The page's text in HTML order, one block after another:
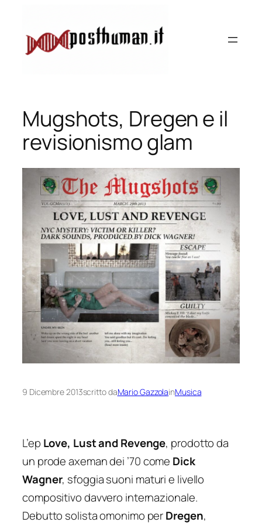
contenuto
Mugshots, Dregen e il
revisionismo glam
9 Dicembre 2013scritto daMario GazzolainMusica
L’ep Love, Lust and Revenge, prodotto da
un prodeaxemandei ’70 come Dick
Wagner, sfoggia suoni maturi e livello
compositivo davvero internazionale.
Debutto solista omonimo perDregen,